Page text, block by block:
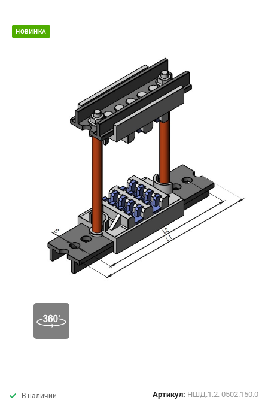
НОВИНКА
В наличии Артикул: НШД.1.2. 0502.150.0